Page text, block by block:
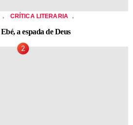
, CRÍTICA LITERARIA ,
a espada de Deus